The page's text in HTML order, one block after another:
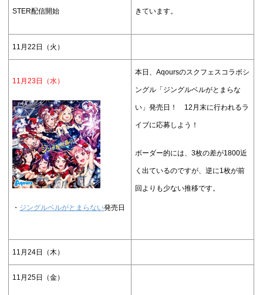
STER配信開始 きています。
11月22日（火）
11月23日（水）
・ ジングルベルがとまらない発売日
本日、Aqoursのスクフェスコラボシ
ングル「ジングルベルがとまらな
い」発売日！ 12月末に行われるラ
イブに応募しよう！
ボーダー的には、3枚の差が1800近
く出ているのですが、逆に1枚が前
回よりも少ない推移です。
11月24日（木）
11月25日（金）